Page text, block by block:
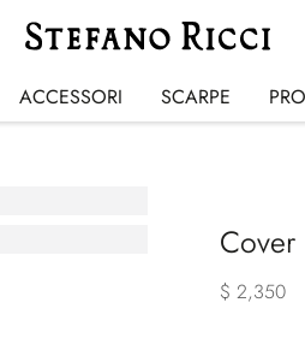
ACCESSORI SCARPE
$ 2,350